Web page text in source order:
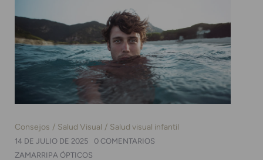
Consejos Salud Visual Salud visual infantil
14 DE JULIO DE 2025
0 COMENTARIOS
ZAMARRIPA ÓPTICOS